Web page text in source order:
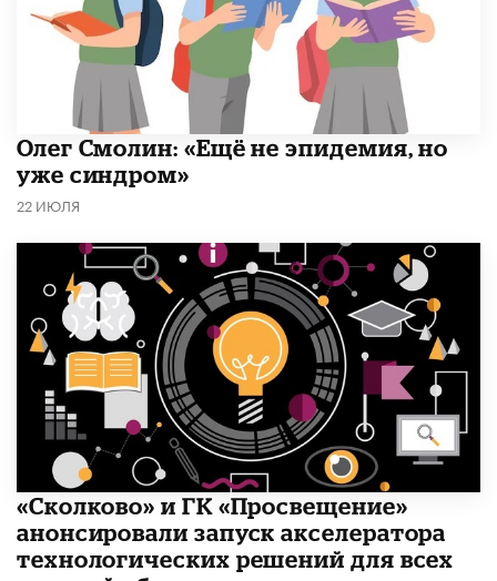
​Олег Смолин: «Ещё не эпидемия, но
уже синдром»
22 ИЮЛЯ
«Сколково» и ГК «Просвещение»
анонсировали запуск акселератора
технологических решений для всех